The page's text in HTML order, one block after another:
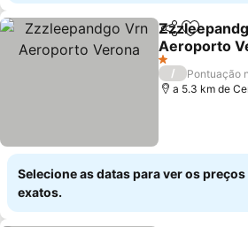
Partilhar
Aeroporto
1 Estrelas
/
Pontuação
a 5.3 km de
Selecione as datas para ver os preços
exatos.